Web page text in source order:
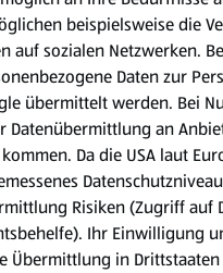
beispielsweise die
auf sozialen Netzwerken.
Daten zur
übermittelt werden. Bei
Datenübermittlung an
kommen. Da die USA laut
Risiken (Zugriff auf
Ihr Einwilligung
Übermittlung in Drittstaaten